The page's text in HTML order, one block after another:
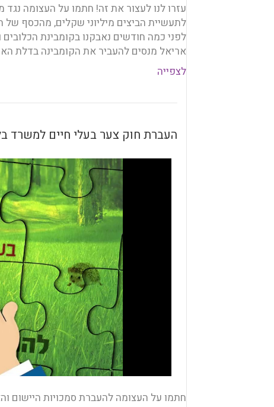
עזרו לנו לעצור את זה! חתמו על העצומה
לתעשיית הביצים מיליוני שקלים, מהכסף של
לפני כמה חודשים נאבקנו בקומבינת
אריאל מנסים להעביר את הקומבינה בדלת
לצפייה
העברת חוק צער בעלי חיים למשרד
חתמו על העצומה להעברת סמכויות היישום